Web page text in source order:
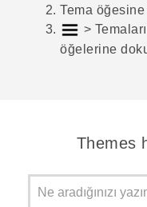
Tema öğesine
>
öğelerine
Themes